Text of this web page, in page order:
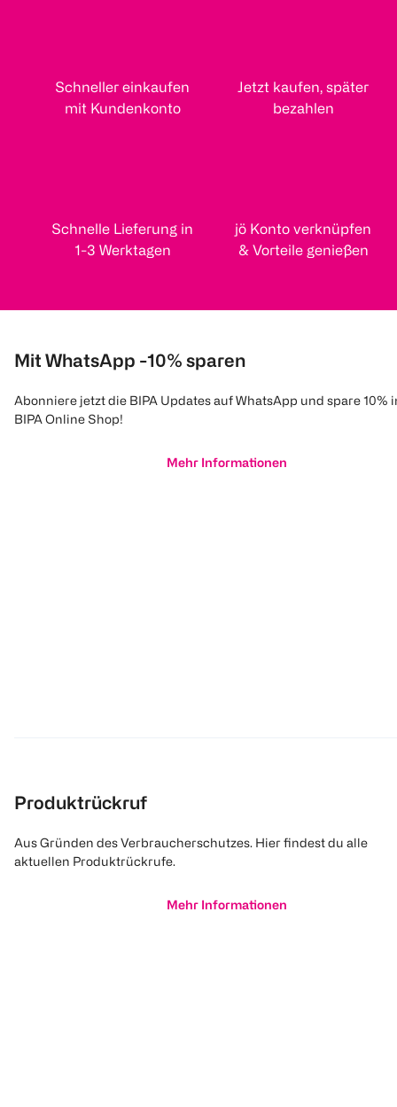
Schneller einkaufen
mit Kundenkonto
Jetzt kaufen, später
bezahlen
Schnelle Lieferung in
1-3 Werktagen
jö Konto verknüpfen
& Vorteile genießen
Mit WhatsApp -10% sparen
Abonniere jetzt die BIPA Updates auf WhatsApp und spare 10%
BIPA Online Shop!
Mehr Informationen
Produktrückruf
Aus Gründen des Verbraucherschutzes. Hier findest du alle
aktuellen Produktrückrufe.
Mehr Informationen